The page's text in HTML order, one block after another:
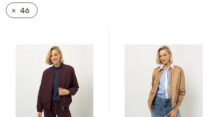
wischen
Sie
46